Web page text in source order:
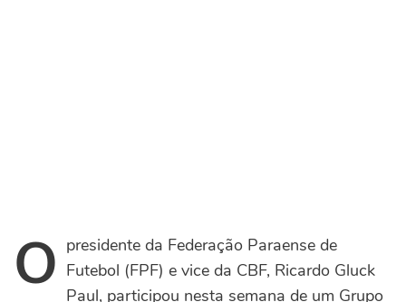
O presidente da Federação Paraense de
Futebol (FPF) e vice da CBF, Ricardo Gluck
Paul, participou nesta semana de um Grupo